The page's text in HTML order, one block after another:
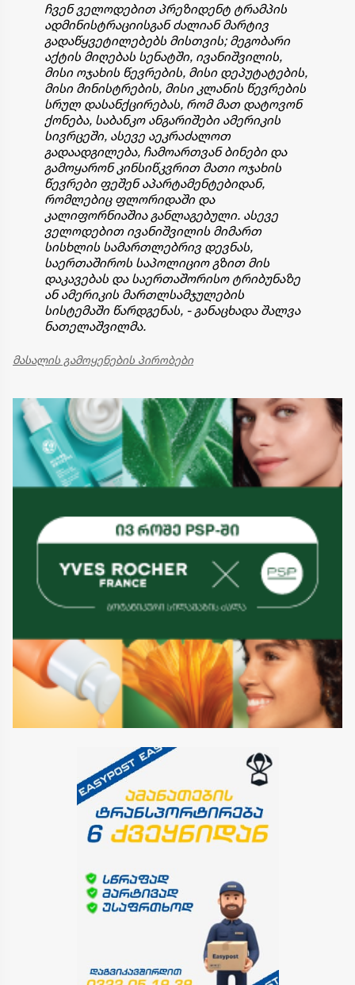
ჩვენ ველოდებით პრეზიდენტ ტრამპის
ადმინისტრაციისგან ძალიან მარტივ
გადაწყვეტილებებს მისთვის; მეგობარი
აქტის მიღებას სენატში, ივანიშვილის,
მისი ოჯახის წევრების, მისი დეპუტატების,
მისი მინისტრების, მისი კლანის წევრების
სრულ დასანქცირებას, რომ მათ დატოვონ
ქონება, საბანკო ანგარიშები ამერიკის
სივრცეში, ასევე აეკრაძალოთ
გადაადგილება, ჩამოართვან ბინები და
გამოყარონ კინსიწკვრით მათი ოჯახის
წევრები ფეშენ აპარტამენტებიდან,
რომლებიც ფლორიდაში და
კალიფორნიაშია განლაგებული. ასევე
ველოდებით ივანიშვილის მიმართ
სისხლის სამართლებრივ დევნას,
საერთაშიროს საპოლიციო გზით მის
დაკავებას და საერთაშორისო ტრიბუნაზე
ან ამერიკის მართლსამჯულების
სისტემაში წარდგენას, - განაცხადა შალვა
ნათელაშვილმა.
მასალის გამოყენების პირობები